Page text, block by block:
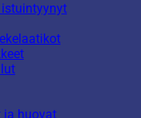
istuintyynyt
ja huovat